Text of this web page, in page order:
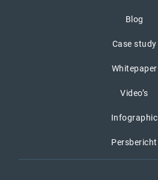
Blog
Case study
Whitepaper
Video’s
Infographic
Persbericht